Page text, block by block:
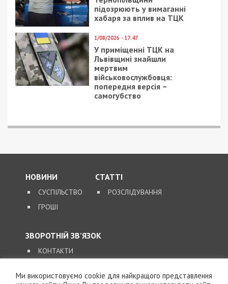
Предыдущая статья:
История искалеченного котенка Перышко
окончилась хэппи-эндом
Следующая статья:
Водителей Днепра предупредили о
тумане и гололеде
ракетою по
Дніпровському району
підозру у внесенні
до декларації
Ми використовуємо cookie для найкращого представлення